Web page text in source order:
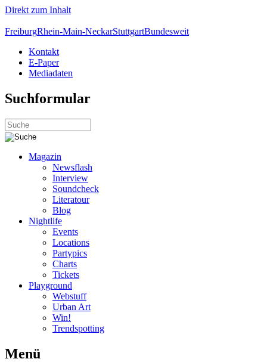
Direkt zum Inhalt
FreiburgRhein-Main-NeckarStuttgartBundesweit
Kontakt
E-Paper
Mediadaten
Suchformular
Magazin
Newsflash
Interview
Soundcheck
Literatour
Blog
Nightlife
Events
Locations
Partypics
Charts
Tickets
Playground
Webstuff
Urban Art
Win!
Trendspotting
Menü